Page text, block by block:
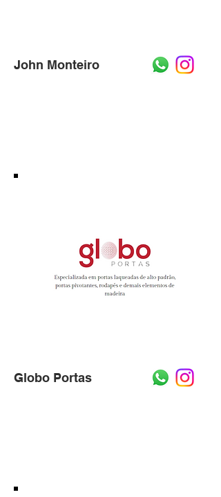
John Monteiro
Globo Portas